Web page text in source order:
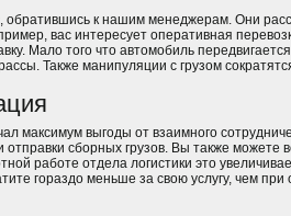
обратившись к нашим менеджерам. Они
вас интересует оперативная
Мало того что автомобиль
Также манипуляции с грузом
максимум выгоды от взаимного
сборных грузов. Вы также можете
работе отдела логистики это
гораздо меньше за свою услугу, чем